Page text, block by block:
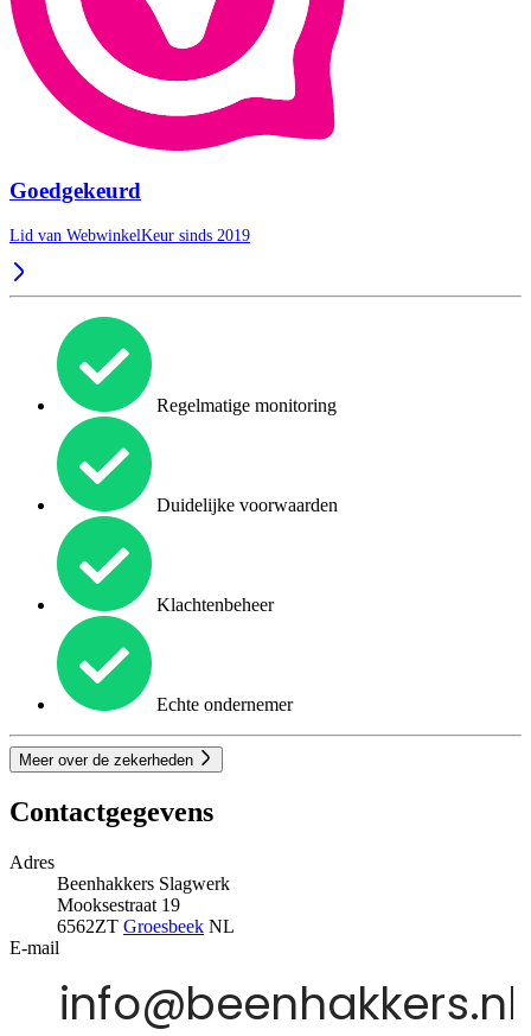
Goedgekeurd
Lid van WebwinkelKeur sinds 2019
Regelmatige monitoring
Duidelijke voorwaarden
Klachtenbeheer
Echte ondernemer
Meer over de zekerheden
Contactgegevens
Adres
Beenhakkers Slagwerk
Mooksestraat 19
6562ZT Groesbeek NL
E-mail